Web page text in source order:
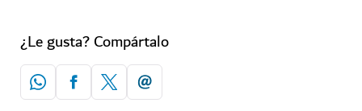
¿Le gusta? Compártalo